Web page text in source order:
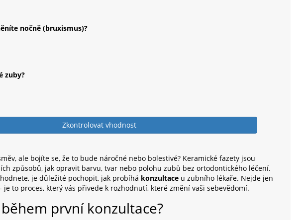
nočně (bruxismus)?
zuby?
Zkontrolovat vhodnost
ale bojíte se, že to bude náročné nebo bolestivé? Keramické fazety jsou
způsobů, jak opravit barvu, tvar nebo polohu zubů bez ortodontického léčení.
je důležité pochopit, jak probíhá konzultace u zubního lékaře. Nejde jen
to proces, který vás přivede k rozhodnutí, které změní vaši sebevědomí.
první konzultace?